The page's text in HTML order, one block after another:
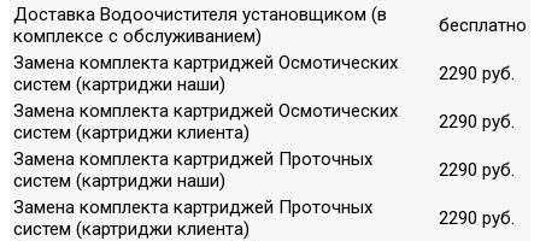
Доставка Водоочистителя установщиком (в
комплексе с обслуживанием)
бесплатно
Замена комплекта картриджей Осмотических
систем (картриджи наши)
2290 руб.
Замена комплекта картриджей Осмотических
систем (картриджи клиента)
2290 руб.
Замена комплекта картриджей Проточных
систем (картриджи наши)
2290 руб.
Замена комплекта картриджей Проточных
систем (картриджи клиента)
2290 руб.